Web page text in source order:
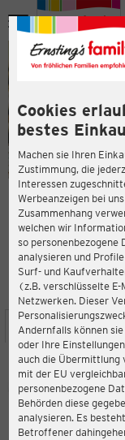
Cookies
bestes
Machen sie Ihren
Zustimmung, die
Interessen
Werbeanzeigen bei
Zusammenhang
welchen wir
so
analysieren und
Surf- und
(z.B. verschlüsselte
Netzwerken. Dieser
Andernfalls können
oder Ihre
auch die Übermittlung
mit der EU
personenbezogene
Behörden diese
analysieren. Es
Betroffener
Menü
STANDORT SERVICES
In der Horst